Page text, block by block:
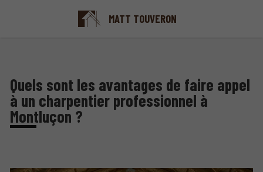
MATT TOUVERON
Quels sont les avantages de faire appel
à un charpentier professionnel à
Montluçon ?